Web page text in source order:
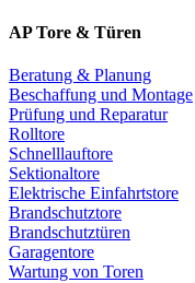
AP Tore & Türen
Beratung & Planung
Beschaffung und Montage
Prüfung und Reparatur
Rolltore
Schnelllauftore
Sektionaltore
Elektrische Einfahrtstore
Brandschutztore
Brandschutztüren
Garagentore
Wartung von Toren